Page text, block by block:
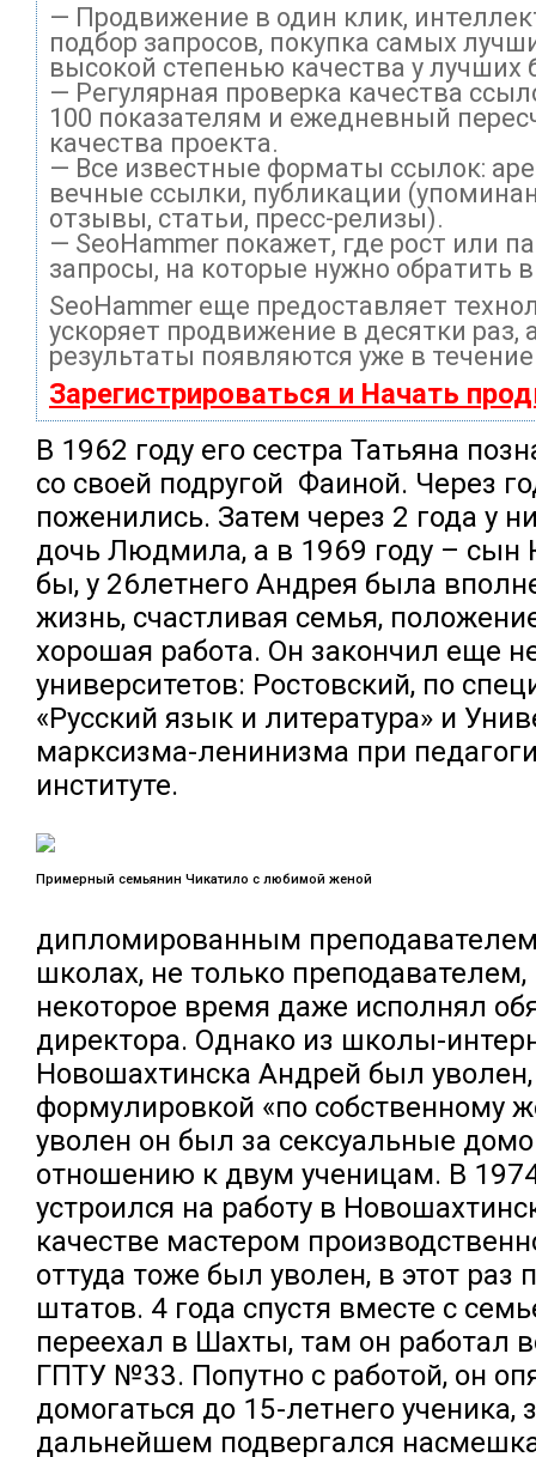
— Продвижение в один клик,
подбор запросов, покупка самых
высокой степенью качества у лучших
— Регулярная проверка качества
100 показателям и ежедневный
качества проекта.
— Все известные форматы ссылок:
вечные ссылки, публикации
отзывы, статьи, пресс-релизы).
— SeoHammer покажет, где рост или
запросы, на которые нужно обратить
SeoHammer еще предоставляет
ускоряет продвижение в десятки раз,
результаты появляются уже в
Зарегистрироваться и Начать
В 1962 году его сестра Татьяна
со своей подругой Фаиной. Через
поженились. Затем через 2 года у
дочь Людмила, а в 1969 году – сын
бы, у 26летнего Андрея была
жизнь, счастливая семья,
хорошая работа. Он закончил еще
университетов: Ростовский, по
«Русский язык и литература» и
марксизма-ленинизма при
институте.
Примерный семьянин Чикатило с любимой женой
дипломированным
школах, не только преподавателем,
некоторое время даже исполнял
директора. Однако из школы-
Новошахтинска Андрей был уволен,
формулировкой «по собственному
уволен он был за сексуальные
отношению к двум ученицам. В
устроился на работу в
качестве мастером
оттуда тоже был уволен, в этот
штатов. 4 года спустя вместе с
переехал в Шахты, там он работал
ГПТУ №33. Попутно с работой, он
домогаться до 15-летнего ученика,
дальнейшем подвергался